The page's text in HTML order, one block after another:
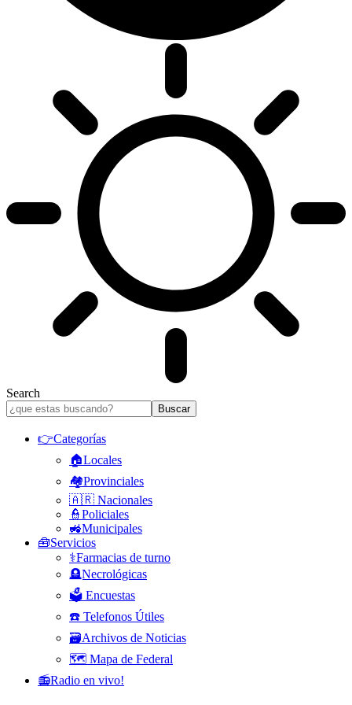
Search
👉Categorías
🏠Locales
🏘️Provinciales
🇦🇷 Nacionales
👮Policiales
🚜Municipales
🧰Servicios
⚕️Farmacias de turno
🪦Necrológicas
🗳️ Encuestas
☎️ Telefonos Útiles
🗃️Archivos de Noticias
🗺️ Mapa de Federal
📻Radio en vivo!